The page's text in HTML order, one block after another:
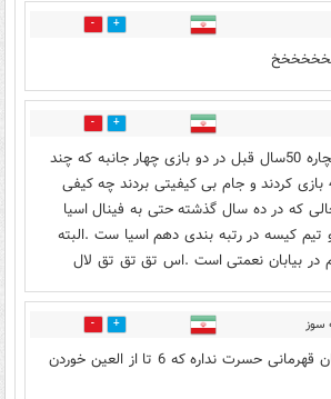
0
0
کیسه های بیچاره 50سال قبل در دو بازی چهار جانبه که چند
تا تیم درجه 4 بازی کردند و جام بی کیفیتی بردند چه کیفی
که در ده سال گذشته حتی به فینال اسیا
تیم کیسه در رتبه بندی دهم اسیا ست .البته
بیابان نعمتی است .اس تق تق تق لال
سوز 0
آره محسن جان قهرمانی حسرت نداره که 6 تا از العین خوردن